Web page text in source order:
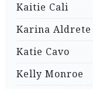
Kaitie Cali
Karina Aldrete
Katie Cavo
Kelly Monroe